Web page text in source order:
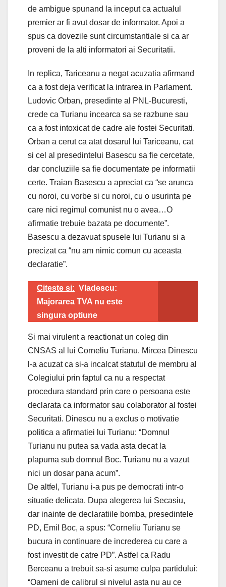
de ambigue spunand la inceput ca actualul
premier ar fi avut dosar de informator. Apoi a
spus ca dovezile sunt circumstantiale si ca ar
proveni de la alti informatori ai Securitatii.
In replica, Tariceanu a negat acuzatia afirmand
ca a fost deja verificat la intrarea in Parlament.
Ludovic Orban, presedinte al PNL-Bucuresti,
crede ca Turianu incearca sa se razbune sau
ca a fost intoxicat de cadre ale fostei Securitati.
Orban a cerut ca atat dosarul lui Tariceanu, cat
si cel al presedintelui Basescu sa fie cercetate,
dar concluziile sa fie documentate pe informatii
certe. Traian Basescu a apreciat ca “se arunca
cu noroi, cu vorbe si cu noroi, cu o usurinta pe
care nici regimul comunist nu o avea…O
afirmatie trebuie bazata pe documente”.
Basescu a dezavuat spusele lui Turianu si a
precizat ca “nu am nimic comun cu aceasta
declaratie”.
Citeste si: Vladescu:
Majorarea TVA nu este
singura optiune
Si mai virulent a reactionat un coleg din
CNSAS al lui Corneliu Turianu. Mircea Dinescu
l-a acuzat ca si-a incalcat statutul de membru al
Colegiului prin faptul ca nu a respectat
procedura standard prin care o persoana este
declarata ca informator sau colaborator al fostei
Securitati. Dinescu nu a exclus o motivatie
politica a afirmatiei lui Turianu: “Domnul
Turianu nu putea sa vada asta decat la
plapuma sub domnul Boc. Turianu nu a vazut
nici un dosar pana acum”.
De altfel, Turianu i-a pus pe democrati intr-o
situatie delicata. Dupa alegerea lui Secasiu,
dar inainte de declaratiile bomba, presedintele
PD, Emil Boc, a spus: “Corneliu Turianu se
bucura in continuare de increderea cu care a
fost investit de catre PD”. Astfel ca Radu
Berceanu a trebuit sa-si asume culpa partidului:
“Oameni de calibrul si nivelul asta nu au ce